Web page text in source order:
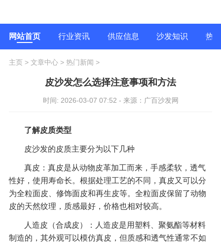
网站首页 行业资讯 供应信息 沙发知识 热
主页> 文章中心> 热门新闻 >
皮沙发怎么选择注意事项和方法
时间: 2026-03-07 07:52 - 来源：广百沙发网
了解皮质类型
皮沙发的皮质主要分为以下几种
真皮：真皮是从动物皮革加工而来，手感柔软，透气
性好，使用寿命长。根据处理工艺的不同，真皮又可以分
为全粒面皮、修饰面皮和再生皮等。全粒面皮保留了动物
皮的天然纹理，质感最好，价格也相对较高。
人造皮（合成皮）：人造皮是用塑料、聚氨酯等材料
制造的，其外观可以模仿真皮，但质感和透气性通常不如